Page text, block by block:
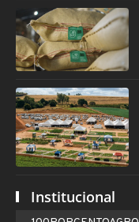
Institucional